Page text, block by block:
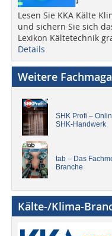
Lesen Sie KKA Kälte
und sichern Sie sich
Lexikon Kältetechnik
Details
Weitere
SHK Profi –
SHK-Handwerk
tab – Das
Branche
Kälte-/Klima-